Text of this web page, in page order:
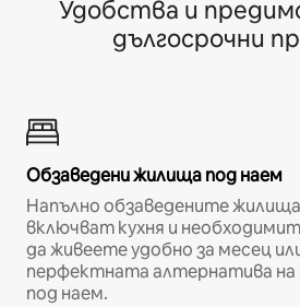
Удобства и
дългосрочни
Обзаведени жилища под наем
Напълно обзаведените
включват кухня и
да живеете удобно за месец
перфектната алтернатива
под наем.